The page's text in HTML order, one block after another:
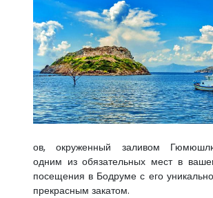
ов, окруженный заливом
одним из обязательных мест в
посещения в Бодруме с его
прекрасным закатом.